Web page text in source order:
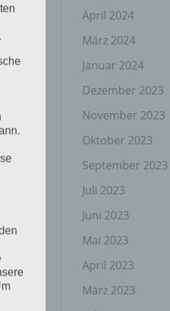
April 2024
März 2024
Januar 2024
Dezember 2023
November 2023
Oktober 2023
September 2023
Juli 2023
Juni 2023
Mai 2023
April 2023
März 2023